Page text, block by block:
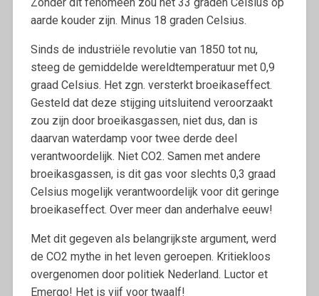
aarde kouder zijn. Minus 18 graden Celsius.
Sinds de industriële revolutie van 1850 tot nu,
steeg de gemiddelde wereldtemperatuur met 0,9
graad Celsius. Het zgn. versterkt broeikaseffect.
Gesteld dat deze stijging uitsluitend veroorzaakt
zou zijn door broeikasgassen, niet dus, dan is
daarvan waterdamp voor twee derde deel
verantwoordelijk. Niet CO2. Samen met andere
broeikasgassen, is dit gas voor slechts 0,3 graad
Celsius mogelijk verantwoordelijk voor dit geringe
broeikaseffect. Over meer dan anderhalve eeuw!
Met dit gegeven als belangrijkste argument, werd
de CO2 mythe in het leven geroepen. Kritiekloos
overgenomen door politiek Nederland. Luctor et
Emergo! Het is vijf voor twaalf!